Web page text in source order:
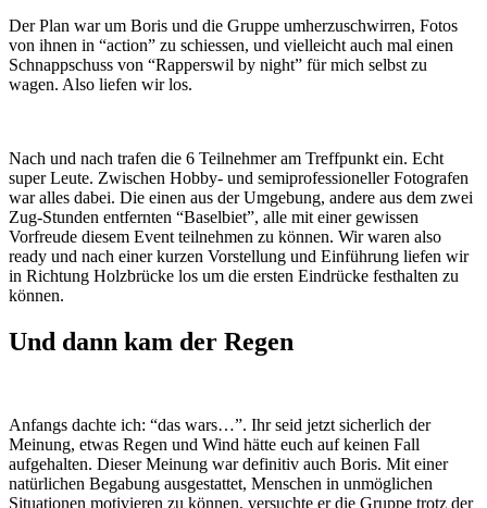
Der Plan war um Boris und die Gruppe umherzuschwirren, Fotos
von ihnen in “action” zu schiessen, und vielleicht auch mal einen
Schnappschuss von “Rapperswil by night” für mich selbst zu
wagen. Also liefen wir los.
Nach und nach trafen die 6 Teilnehmer am Treffpunkt ein. Echt
super Leute. Zwischen Hobby- und semiprofessioneller Fotografen
war alles dabei. Die einen aus der Umgebung, andere aus dem zwei
Zug-Stunden entfernten “Baselbiet”, alle mit einer gewissen
Vorfreude diesem Event teilnehmen zu können. Wir waren also
ready und nach einer kurzen Vorstellung und Einführung liefen wir
in Richtung Holzbrücke los um die ersten Eindrücke festhalten zu
können.
Und dann kam der Regen
Anfangs dachte ich: “das wars…”. Ihr seid jetzt sicherlich der
Meinung, etwas Regen und Wind hätte euch auf keinen Fall
aufgehalten. Dieser Meinung war definitiv auch Boris. Mit einer
natürlichen Begabung ausgestattet, Menschen in unmöglichen
Situationen motivieren zu können, versuchte er die Gruppe trotz der